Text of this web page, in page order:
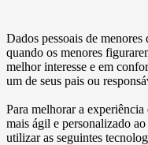
Dados pessoais de menores
quando os menores
melhor interesse e em
um de seus pais ou
Para melhorar a
mais ágil e personalizado ao
utilizar as seguintes